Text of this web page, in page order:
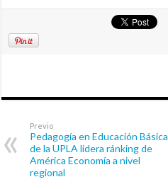
Previo
Pedagogía en Educación Básica
de la UPLA lidera ránking de
América Economía a nivel
regional